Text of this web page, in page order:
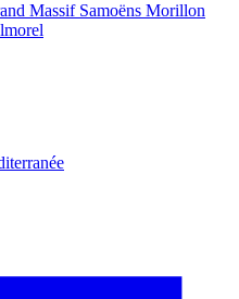
Massif Samoëns Morillon